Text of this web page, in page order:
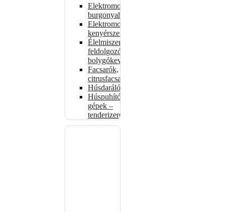
Elektromos
burgonyahámozók
Elektromos
kenyérszeletelők
Élelmiszer-
feldolgozók –
bolygókeverők
Facsarók,
citrusfacsarók
Húsdarálók
Húspuhító
gépek –
tenderizerek